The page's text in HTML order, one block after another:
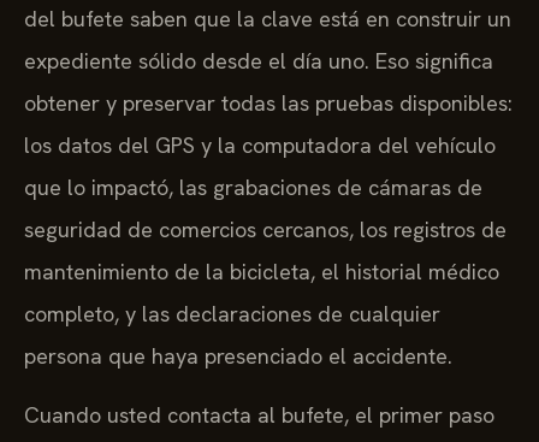
del bufete saben que la clave está en construir un
expediente sólido desde el día uno. Eso significa
obtener y preservar todas las pruebas disponibles:
los datos del GPS y la computadora del vehículo
que lo impactó, las grabaciones de cámaras de
seguridad de comercios cercanos, los registros de
mantenimiento de la bicicleta, el historial médico
completo, y las declaraciones de cualquier
persona que haya presenciado el accidente.
Cuando usted contacta al bufete, el primer paso